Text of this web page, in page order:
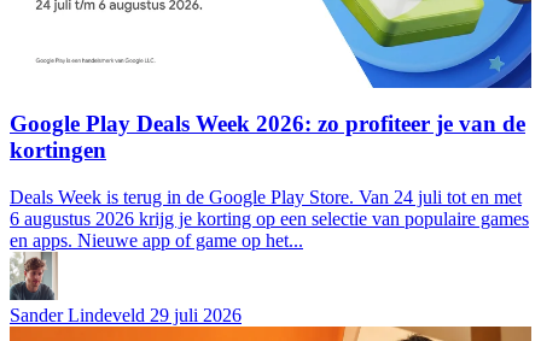
Google Play Deals Week 2026: zo profiteer je van de
kortingen
Deals Week is terug in de Google Play Store. Van 24 juli tot en met
6 augustus 2026 krijg je korting op een selectie van populaire games
en apps. Nieuwe app of game op het...
Sander Lindeveld 29 juli 2026